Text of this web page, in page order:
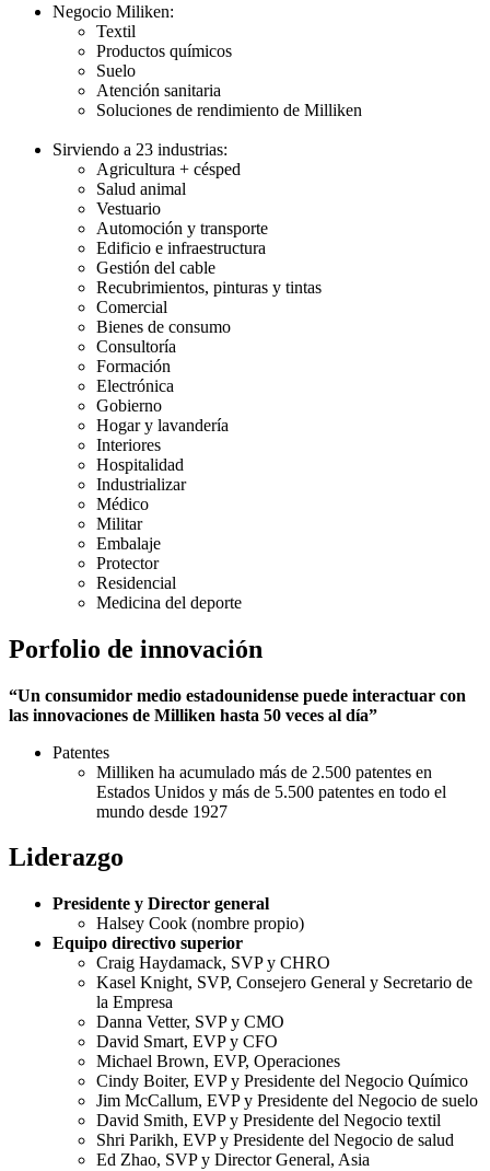
Negocio Miliken:
Textil
Productos químicos
Suelo
Atención sanitaria
Soluciones de rendimiento de Milliken
Sirviendo a 23 industrias:
Agricultura + césped
Salud animal
Vestuario
Automoción y transporte
Edificio e infraestructura
Gestión del cable
Recubrimientos, pinturas y tintas
Comercial
Bienes de consumo
Consultoría
Formación
Electrónica
Gobierno
Hogar y lavandería
Interiores
Hospitalidad
Industrializar
Médico
Militar
Embalaje
Protector
Residencial
Medicina del deporte
Porfolio de innovación
“Un consumidor medio estadounidense puede interactuar con
las innovaciones de Milliken hasta 50 veces al día”
Patentes
Milliken ha acumulado más de 2.500 patentes en
Estados Unidos y más de 5.500 patentes en todo el
mundo desde 1927
Liderazgo
Presidente y Director general
Halsey Cook (nombre propio)
Equipo directivo superior
Craig Haydamack, SVP y CHRO
Kasel Knight, SVP, Consejero General y Secretario de
la Empresa
Danna Vetter, SVP y CMO
David Smart, EVP y CFO
Michael Brown, EVP, Operaciones
Cindy Boiter, EVP y Presidente del Negocio Químico
Jim McCallum, EVP y Presidente del Negocio de suelo
David Smith, EVP y Presidente del Negocio textil
Shri Parikh, EVP y Presidente del Negocio de salud
Ed Zhao, SVP y Director General, Asia